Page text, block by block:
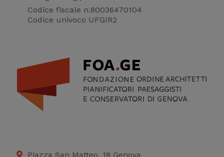
Codice fiscale n.80036470104
Codice univoco UFGIR2
Piazza San Matteo, 18 Genova